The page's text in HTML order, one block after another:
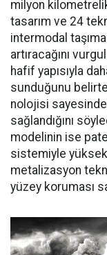
milyon
tasarım ve 24
intermodal
artıracağını
hafif yapısıyla
sunduğunu
nolojisi sayesinde
sağlandığı­nı
modelinin ise
sistemiyle
metalizasyon
yüzey koruması